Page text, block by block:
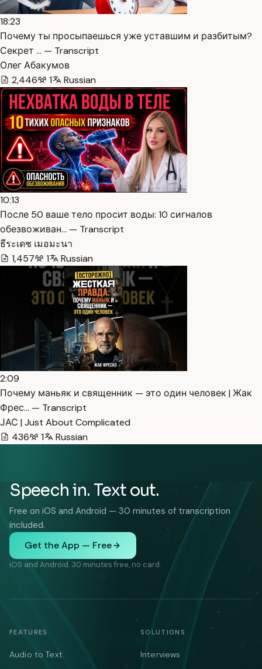
18:23
Почему ты просыпаешься уже уставшим и разбитым?
Секрет … — Transcript
Олег Абакумов
2,446
1 Russian
10:13
После 50 ваше тело просит воды: 10 сигналов
обезвоживан… — Transcript
ธีระเดช เมอมะนา
1,457
1 Russian
2:09
Почему маньяк и священник — это один человек | Жак
Фрес… — Transcript
ЈАС | Just About Complicated
436
1 Russian
Speech in. Text out.
Free on iOS and Android — 30 minutes of transcription
included.
Get the App — Free
iOS and Android. 30 minutes free, no card.
FEATURES
Audio to Text
SOLUTIONS
Interviews